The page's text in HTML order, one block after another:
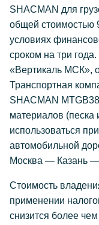
SHACMAN для
общей стоимостью
условиях
сроком на три
«Вертикаль МСК»,
Транспортная
SHACMAN
материалов (песка
использоваться
автомобильной
Москва — Казань —
Стоимость
применении
снизится более